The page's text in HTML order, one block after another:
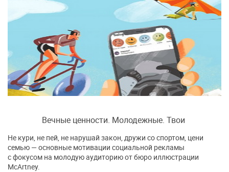
Вечные ценности. Молодежные. Твои
Не кури, не пей, не нарушай закон, дружи со спортом, цени
семью — основные мотивации социальной рекламы
с фокусом на молодую аудиторию от бюро иллюстрации
McArtney.